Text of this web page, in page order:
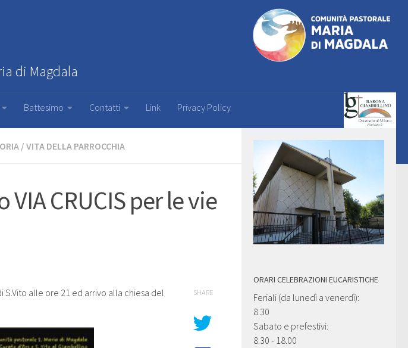
di Magdala
Battesimo Contatti Link Privacy Policy
/ VITA DELLA PARROCCHIA
CRUCIS per le vie
alle ore 21 ed arrivo alla chiesa del
SHARE
ORARI CELEBRAZIONI EUCARISTICHE
Feriali (da lunedì a venerdì):
8.30
Sabato e prefestivi:
8.30 - 18.00